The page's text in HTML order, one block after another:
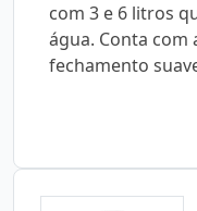
com 3 e 6 litros
água. Conta com
fechamento